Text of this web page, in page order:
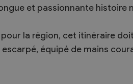
et passionnante histoire
la région, cet itinéraire
équipé de mains